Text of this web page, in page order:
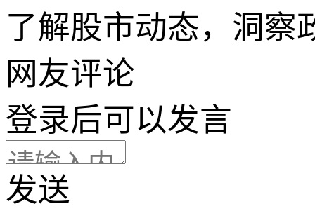
了解股市动态，洞察
网友评论
登录后可以发言
发送